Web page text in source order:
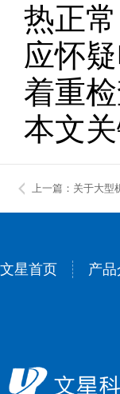
热正
应怀
着重检
本文关
上一篇：关于大
文星首页 产品